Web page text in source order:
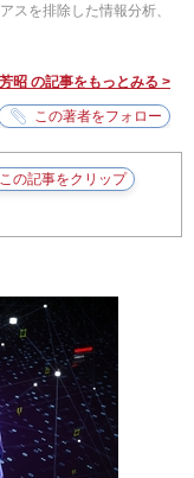
スを排除した情報分析、
昭 の記事をもっとみる >